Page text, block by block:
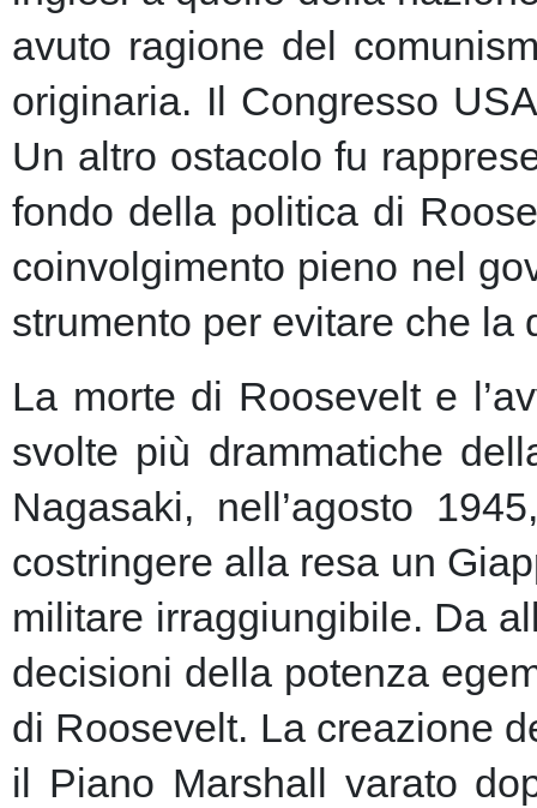
avuto ragione del
originaria. Il Congresso
Un altro ostacolo fu
fondo della politica di
coinvolgimento pieno nel
strumento per evitare che
La morte di Roosevelt e
svolte più drammatiche
Nagasaki, nell’agosto
costringere alla resa un
militare irraggiungibile. Da
decisioni della potenza
di Roosevelt. La creazione
il Piano Marshall varato